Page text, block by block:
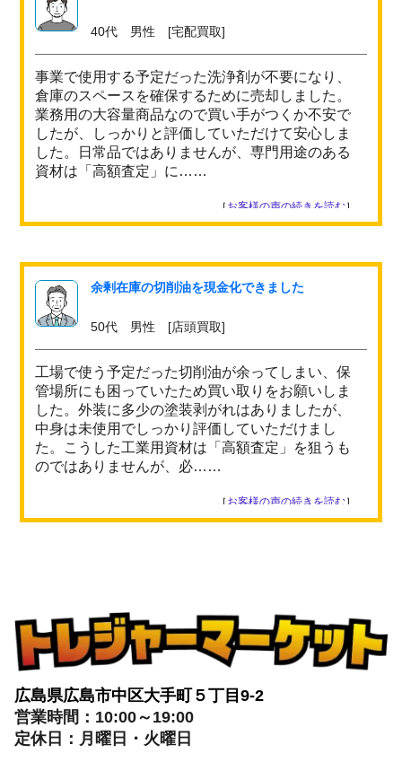
40代 男性 [宅配買取]
事業で使用する予定だった洗浄剤が不要になり、
倉庫のスペースを確保するために売却しました。
業務用の大容量商品なので買い手がつくか不安で
したが、しっかりと評価していただけて安心しま
した。日常品ではありませんが、専門用途のある
資材は「高額査定」に……
［ お客様の声の続きを読む］
余剰在庫の切削油を現金化できました
50代 男性 [店頭買取]
工場で使う予定だった切削油が余ってしまい、保
管場所にも困っていたため買い取りをお願いしま
した。外装に多少の塗装剥がれはありましたが、
中身は未使用でしっかり評価していただけまし
た。こうした工業用資材は「高額査定」を狙うも
のではありませんが、必……
［ お客様の声の続きを読む］
広島県広島市中区大手町５丁目9-2
営業時間：10:00～19:00
定休日：月曜日・火曜日